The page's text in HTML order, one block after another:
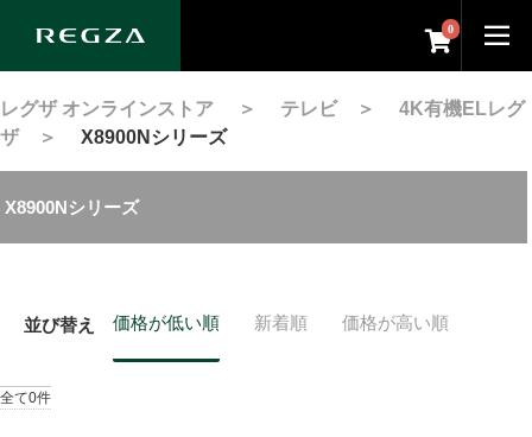
0
レグザ オンラインストア ＞ テレビ＞ 4K有機ELレグ
ザ＞ X8900Nシリーズ
X8900Nシリーズ
並び替え 価格が低い順 新着順 価格が高い順
全て0件